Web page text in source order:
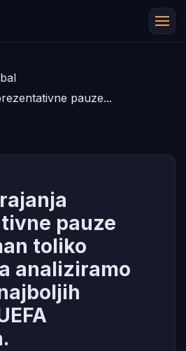
pauze...
pauze
toliko
analiziramo